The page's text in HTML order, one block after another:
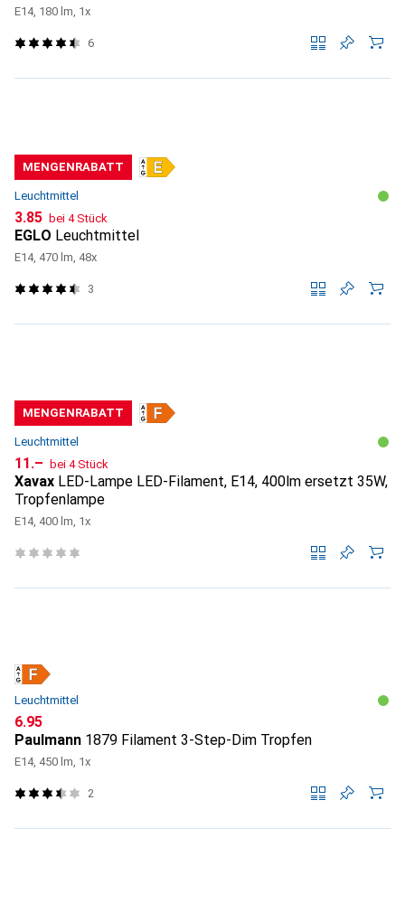
E14, 180 lm, 1x
6
MENGENRABATT
Leuchtmittel
CHF
3.85 bei 4 Stück
EGLO Leuchtmittel
E14, 470 lm, 48x
3
MENGENRABATT
Leuchtmittel
CHF
11.– bei 4 Stück
Xavax LED-Lampe LED-Filament, E14, 400lm ersetzt 35W,
Tropfenlampe
E14, 400 lm, 1x
Leuchtmittel
CHF
6.95
Paulmann 1879 Filament 3-Step-Dim Tropfen
E14, 450 lm, 1x
2